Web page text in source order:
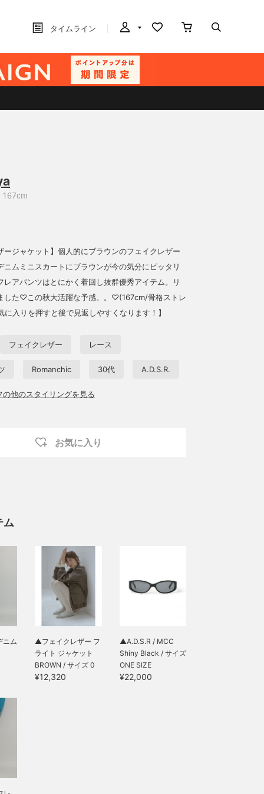
タイムライン
167cm
ージャケット】個人的にブラウンのフェイクレザー
ニムミニスカートにブラウンが今の気分にピッタリ
レアパンツはとにかく着回し抜群優秀アイテム。リ
した♡この秋大活躍な予感。。♡(167cm/骨格ストレ
入りを押すと後で見返しやすくなります！】
フェイクレザー レース
Romanchic 30代 A.D.S.R.
の他のスタイリングを見る
お気に入り
ム
ニム
▲フェイクレザー フ
ライト ジャケット
BROWN / サイズ 0
¥12,320
▲A.D.S.R / MCC
Shiny Black / サイズ
ONE SIZE
¥22,000